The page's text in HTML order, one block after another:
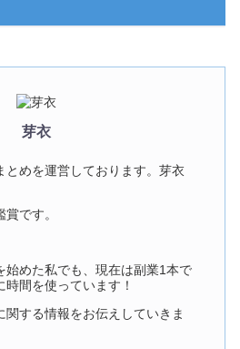
芽衣
とめを運営しております。芽衣
です。
始めた私でも、現在は副業1本で
間を使っています！
関する情報をお伝えしていきま